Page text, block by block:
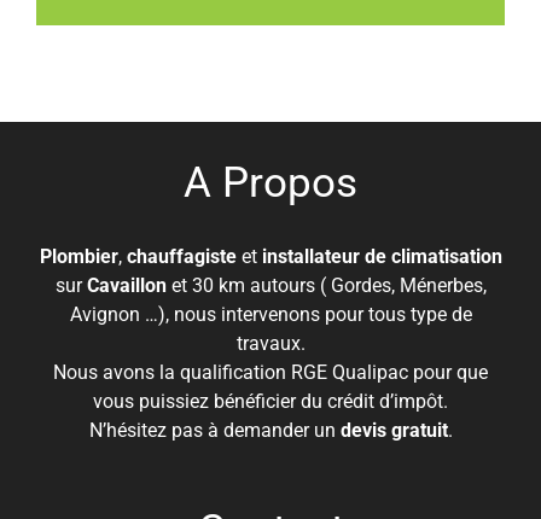
A Propos
Plombier, chauffagisteet installateur de climatisation
surCavaillonet 30 km autours ( Gordes, Ménerbes,
Avignon …), nous intervenons pour tous type de
travaux.
Nous avons la qualification RGE Qualipac pour que
vous puissiez bénéficier du crédit d’impôt.
N’hésitez pas à demander un devis gratuit.